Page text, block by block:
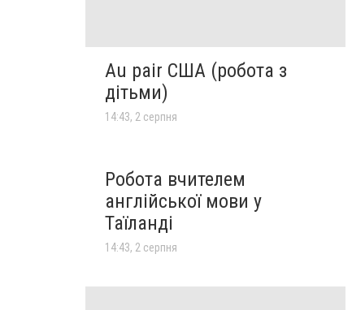
Au pair США (робота з
дітьми)
14:43, 2 серпня
Робота вчителем
англійської мови у
Таїланді
14:43, 2 серпня